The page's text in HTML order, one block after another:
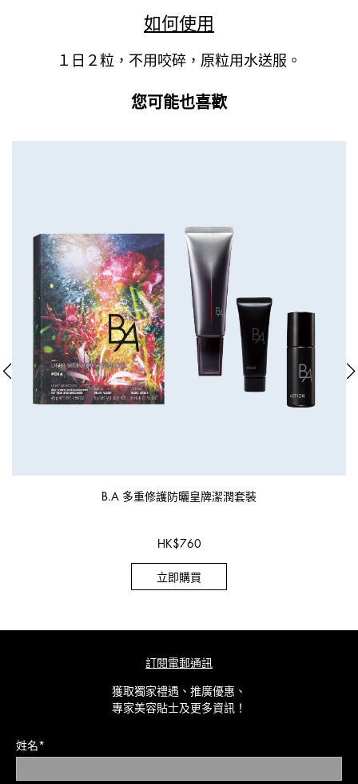
如何使用
１日２粒，不用咬碎，原粒用水送服。
您可能也喜歡
B.A 多重修護防曬皇牌潔潤套裝
HK$760
立即購買
訂閱電郵通訊
獲取獨家禮遇、推廣優惠、
專家美容貼士及更多資訊！
姓名*